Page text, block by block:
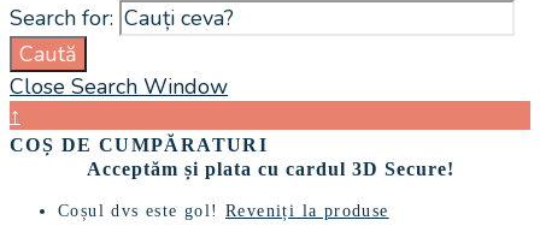
Search for:
Caută
Close Search Window
↑
COȘ DE CUMPĂRATURI
Acceptăm și plata cu cardul 3D Secure!
Coșul dvs este gol!Reveniți la produse